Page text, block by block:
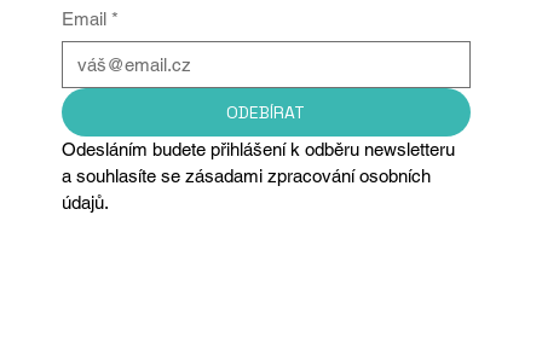
Email *
ODEBÍRAT
Odesláním budete přihlášení k odběru newsletteru
a souhlasíte se zásadami zpracování osobních
údajů.